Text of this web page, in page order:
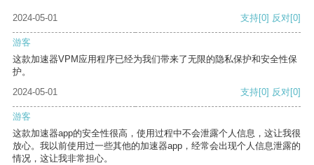
2024-05-01 支持[0] 反对[0]
游客
这款加速器VPM应用程序已经为我们带来了无限的隐私保护和安全性保
护。
2024-05-01
支持[0] 反对[0]
游客
这款加速器app的安全性很高，使用过程中不会泄露个人信息，这让我很
放心。我以前使用过一些其他的加速器app，经常会出现个人信息泄露的
情况，这让我非常担心。